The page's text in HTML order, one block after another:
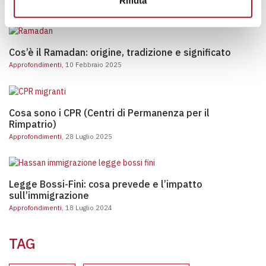
Cos’è il Ramadan: origine, tradizione e significato
Cos’è il Ramadan: origine, tradizione e significato
Approfondimenti , 10 Febbraio 2025
Cosa sono i CPR (Centri di Permanenza per il
Rimpatrio)
Approfondimenti , 28 Luglio 2025
Legge Bossi-Fini: cosa prevede e l’impatto
sull’immigrazione
Approfondimenti, 18 Luglio 2024
TAG